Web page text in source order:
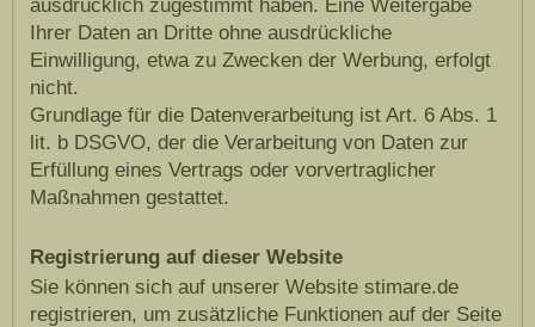
ausdrücklich zugestimmt haben. Eine Weitergabe
Ihrer Daten an Dritte ohne ausdrückliche
Einwilligung, etwa zu Zwecken der Werbung, erfolgt
nicht.
Grundlage für die Datenverarbeitung ist Art. 6 Abs. 1
lit. b DSGVO, der die Verarbeitung von Daten zur
Erfüllung eines Vertrags oder vorvertraglicher
Maßnahmen gestattet.
Registrierung auf dieser Website
Sie können sich auf unserer Website stimare.de
registrieren, um zusätzliche Funktionen auf der Seite